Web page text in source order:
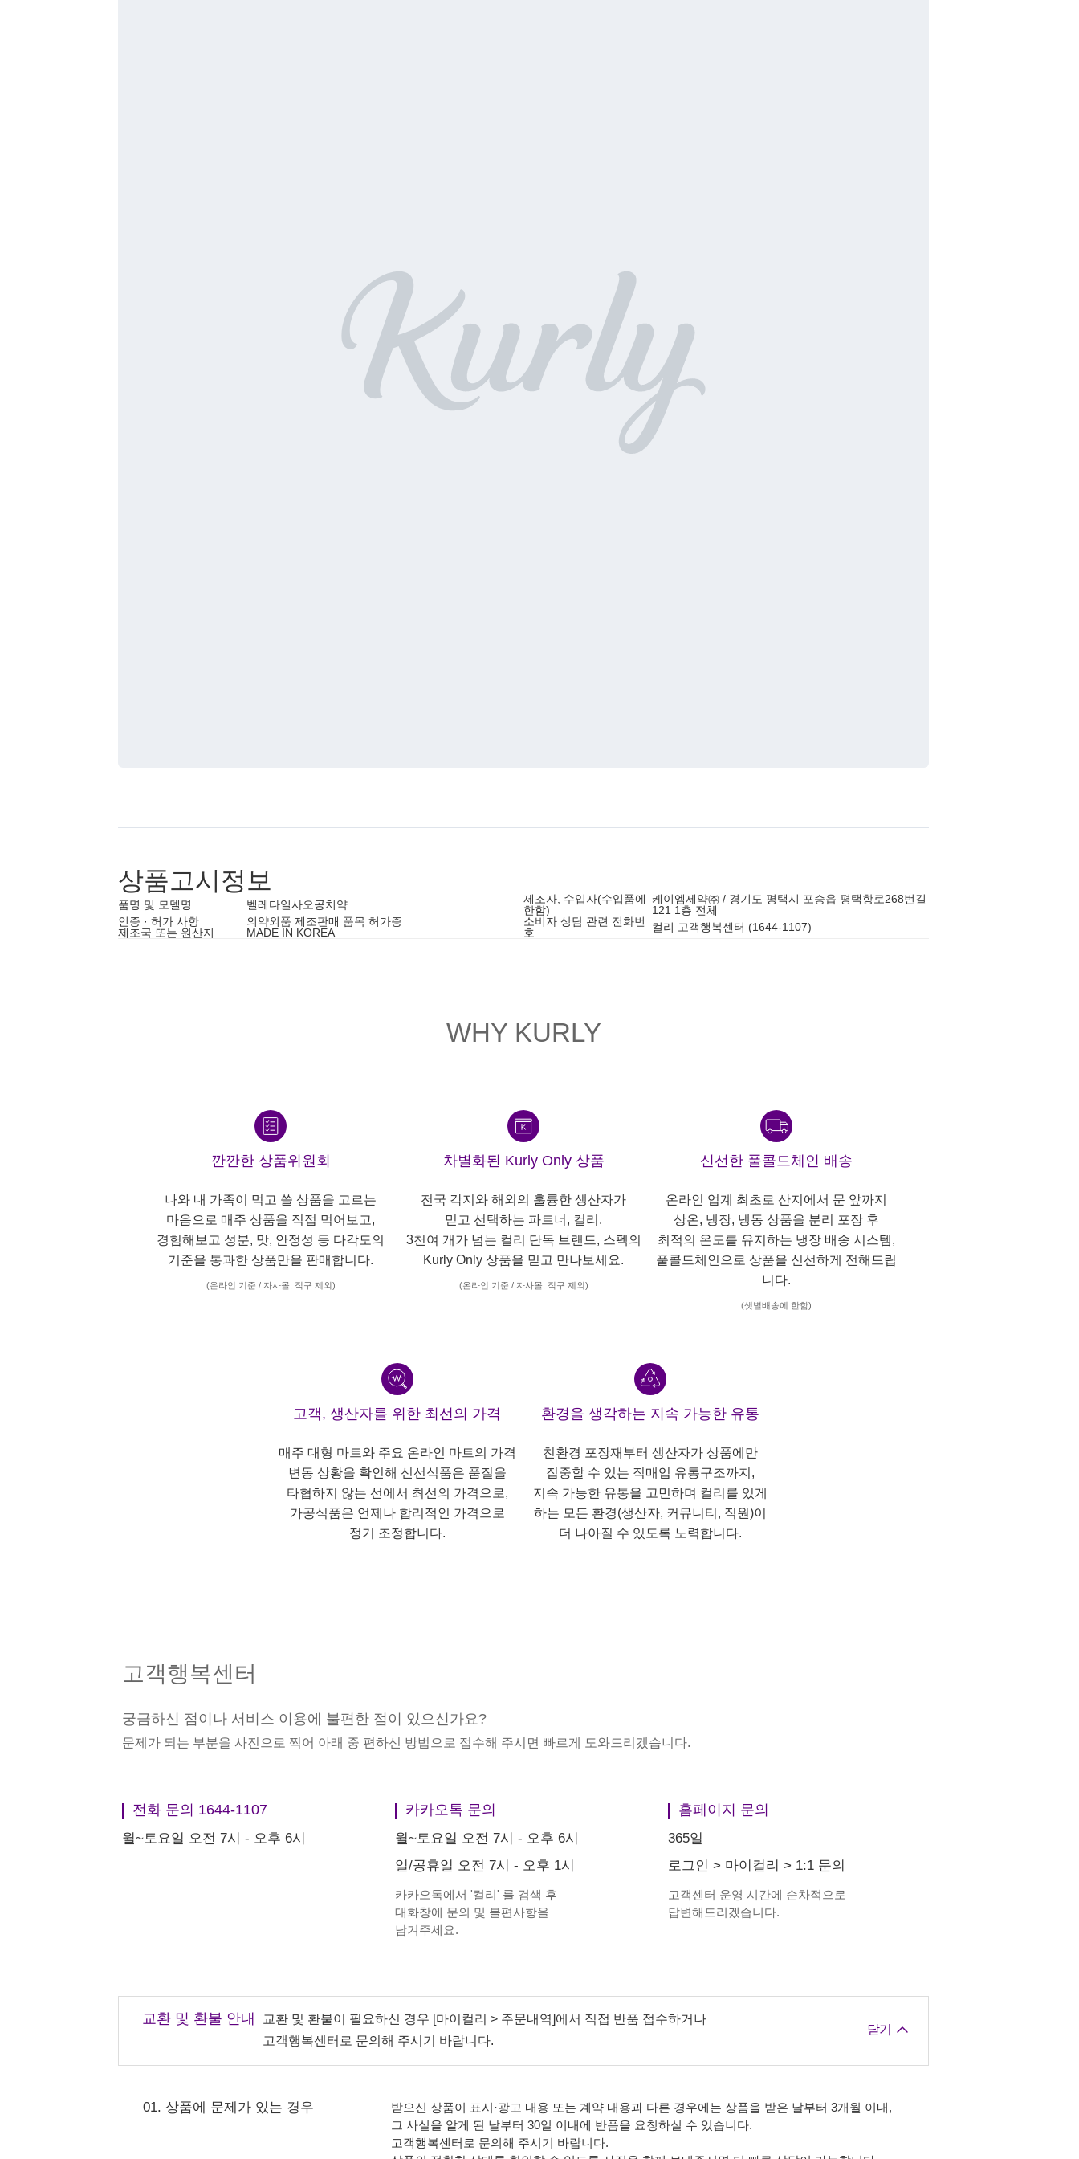
상품고시정보
품명 및 모델명 벨레다일사오공치약
제조자, 수입자(수입품에
한함)
케이엠제약㈜ / 경기도 평택시 포승읍 평택항로268번길
121 1층 전체
인증 · 허가 사항
의약외품 제조판매 품목 허가증
소비자 상담 관련 전화번
호
컬리 고객행복센터 (1644-1107)
제조국 또는 원산지 MADE IN KOREA
WHY KURLY
깐깐한 상품위원회
나와 내 가족이 먹고 쓸 상품을 고르는
마음으로 매주 상품을 직접 먹어보고,
경험해보고 성분, 맛, 안정성 등 다각도의
기준을 통과한 상품만을 판매합니다.
(온라인 기준 / 자사몰, 직구 제외)
차별화된 Kurly Only 상품
전국 각지와 해외의 훌륭한 생산자가
믿고 선택하는 파트너, 컬리.
3천여 개가 넘는 컬리 단독 브랜드, 스펙의
Kurly Only 상품을 믿고 만나보세요.
(온라인 기준 / 자사몰, 직구 제외)
신선한 풀콜드체인 배송
온라인 업계 최초로 산지에서 문 앞까지
상온, 냉장, 냉동 상품을 분리 포장 후
최적의 온도를 유지하는 냉장 배송 시스템,
풀콜드체인으로 상품을 신선하게 전해드립
니다.
(샛별배송에 한함)
고객, 생산자를 위한 최선의 가격
매주 대형 마트와 주요 온라인 마트의 가격
변동 상황을 확인해 신선식품은 품질을
타협하지 않는 선에서 최선의 가격으로,
가공식품은 언제나 합리적인 가격으로
정기 조정합니다.
환경을 생각하는 지속 가능한 유통
친환경 포장재부터 생산자가 상품에만
집중할 수 있는 직매입 유통구조까지,
지속 가능한 유통을 고민하며 컬리를 있게
하는 모든 환경(생산자, 커뮤니티, 직원)이
더 나아질 수 있도록 노력합니다.
고객행복센터
궁금하신 점이나 서비스 이용에 불편한 점이 있으신가요?
문제가 되는 부분을 사진으로 찍어 아래 중 편하신 방법으로 접수해 주시면 빠르게 도와드리겠습니다.
전화 문의 1644-1107
월~토요일 오전 7시 - 오후 6시
카카오톡 문의
월~토요일 오전 7시 - 오후 6시
일/공휴일 오전 7시 - 오후 1시
카카오톡에서 '컬리' 를 검색 후
대화창에 문의 및 불편사항을
남겨주세요.
홈페이지 문의
365일
로그인 > 마이컬리 > 1:1 문의
고객센터 운영 시간에 순차적으로
답변해드리겠습니다.
교환 및 환불 안내
교환 및 환불이 필요하신 경우 [마이컬리 > 주문내역]에서 직접 반품 접수하거나
고객행복센터로 문의해 주시기 바랍니다.
닫기
01. 상품에 문제가 있는 경우
받으신 상품이 표시·광고 내용 또는 계약 내용과 다른 경우에는 상품을 받은 날부터 3개월 이내,
그 사실을 알게 된 날부터 30일 이내에 반품을 요청하실 수 있습니다.
고객행복센터로 문의해 주시기 바랍니다.